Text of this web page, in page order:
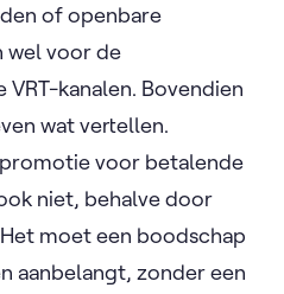
of openbare
wel voor de
kanalen. Bovendien
wat vertellen.
voor betalende
niet, behalve door
moet een boodschap
aanbelangt, zonder een